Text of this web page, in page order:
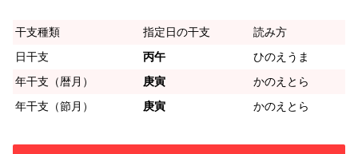
干支種類 指定日の干支
読み方
日干支
丙午
ひのえうま
年干支（暦月）
庚寅
かのえとら
年干支（節月）
庚寅 かのえとら